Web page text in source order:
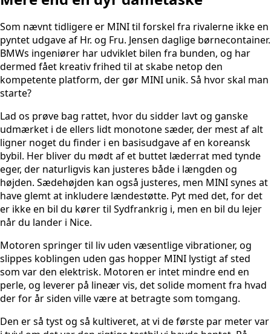
Som nævnt tidligere er MINI til forskel fra rivalerne ikke en
pyntet udgave af Hr. og Fru. Jensen daglige børnecontainer.
BMWs ingeniører har udviklet bilen fra bunden, og har
dermed fået kreativ frihed til at skabe netop den
kompetente platform, der gør MINI unik. Så hvor skal man
starte?
Lad os prøve bag rattet, hvor du sidder lavt og ganske
udmærket i de ellers lidt monotone sæder, der mest af alt
ligner noget du finder i en basisudgave af en koreansk
bybil. Her bliver du mødt af et buttet læderrat med tynde
eger, der naturligvis kan justeres både i længden og
højden. Sædehøjden kan også justeres, men MINI synes at
have glemt at inkludere lændestøtte. Pyt med det, for det
er ikke en bil du kører til Sydfrankrig i, men en bil du lejer
når du lander i Nice.
Motoren springer til liv uden væsentlige vibrationer, og
slippes koblingen uden gas hopper MINI lystigt af sted
som var den elektrisk. Motoren er intet mindre end en
perle, og leverer på lineær vis, det solide moment fra hvad
der for år siden ville være at betragte som tomgang.
Den er så tyst og så kultiveret, at vi de første par meter var